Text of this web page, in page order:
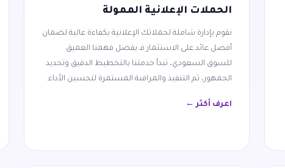
الحملات الإعلانية الممولة
نقوم بإدارة شاملة لحملاتك الإعلانية بكفاءة عالية لضمان
أفضل عائد على الاستثمار فـ بفضل فهمنا العميق
للسوق السعودي، تبدأ خدمتنا بالتخطيط الدقيق وتحديد
الجمهور، ثم التنفيذ والمراقبة المستمرة لتحسين الأداء.
اعرف أكثر ←